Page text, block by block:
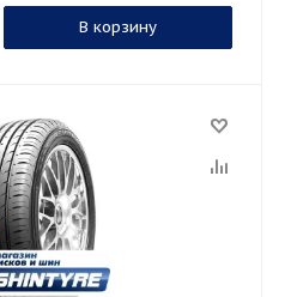
В корзину